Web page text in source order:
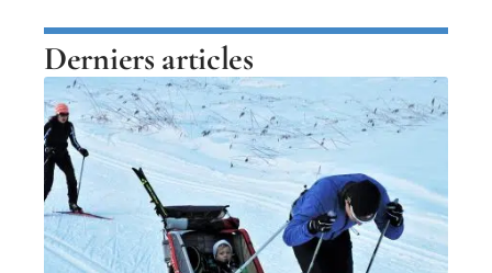
Derniers articles